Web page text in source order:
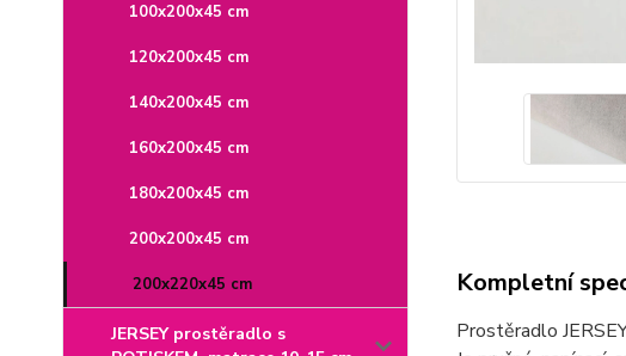
100x200x45 cm
120x200x45 cm
140x200x45 cm
160x200x45 cm
180x200x45 cm
200x200x45 cm
200x220x45 cm
JERSEY prostěradlo s
Kompletní
Prostěradlo